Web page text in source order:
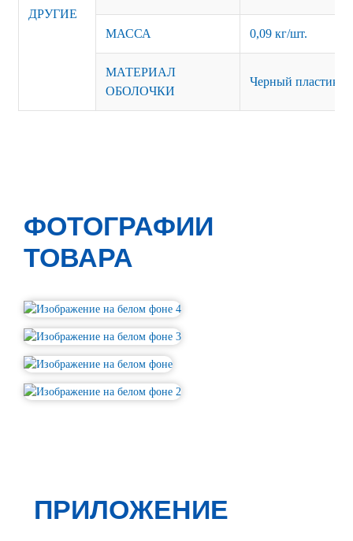
ДРУГИЕ
МАССА 0,09 кг/шт.
МАТЕРИАЛ
ОБОЛОЧКИ
Черный пластик
ФОТОГРАФИИ
ТОВАРА
ПРИЛОЖЕНИЕ